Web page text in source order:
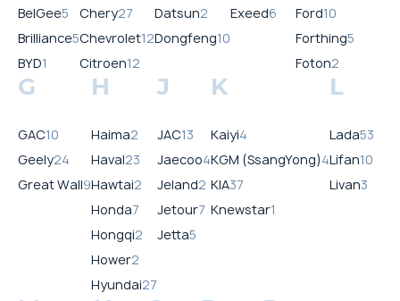
BelGee5
Brilliance5
BYD1
Chery27
Chevrolet12
Citroen12
Datsun2
Dongfeng10
Exeed6
Ford10
Forthing5
Foton2
G
GAC10
Geely24
Great Wall9
H
Haima2
Haval23
Hawtai2
Honda7
Hongqi2
Hower2
Hyundai27
J
JAC13
Jaecoo4
Jeland2
Jetour7
Jetta5
K
Kaiyi4
KGM (SsangYong)4
KIA37
Knewstar1
L
Lada53
Lifan10
Livan3